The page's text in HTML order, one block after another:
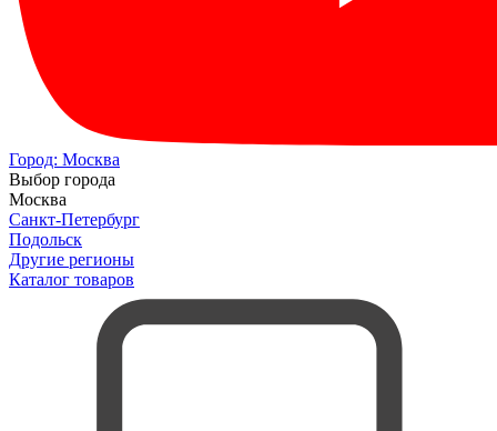
Город: Москва
Выбор города
Москва
Санкт-Петербург
Подольск
Другие регионы
Каталог товаров